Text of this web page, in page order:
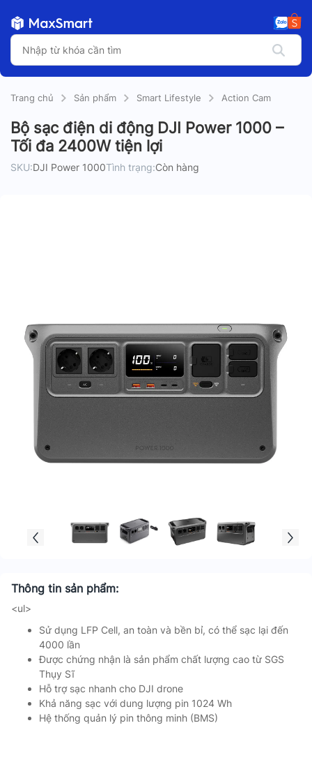
Trang chủ Sản phẩm Smart Lifestyle Action Cam
Bộ sạc điện di động DJI Power 1000 –
Tối đa 2400W tiện lợi
SKU:DJI Power 1000Tình trạng:Còn hàng
Thông tin sản phẩm:
<ul>
Sử dụng LFP Cell, an toàn và bền bỉ, có thể sạc lại đến
4000 lần
Được chứng nhận là sản phẩm chất lượng cao từ SGS
Thụy Sĩ
Hỗ trợ sạc nhanh cho DJI drone
Khả năng sạc với dung lượng pin 1024 Wh
Hệ thống quản lý pin thông minh (BMS)